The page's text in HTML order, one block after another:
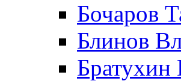
Бочаров
Блинов
Братухин